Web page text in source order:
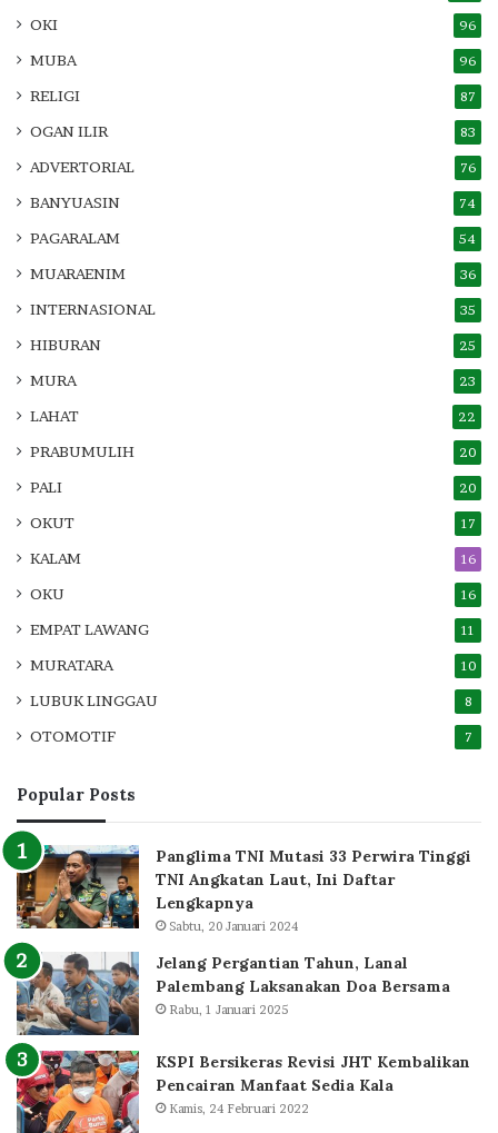
OKI 96
MUBA 96
RELIGI 87
OGAN ILIR 83
ADVERTORIAL 76
BANYUASIN 74
PAGARALAM 54
MUARAENIM 36
INTERNASIONAL 35
HIBURAN 25
MURA 23
LAHAT 22
PRABUMULIH 20
PALI 20
OKUT 17
KALAM 16
OKU 16
EMPAT LAWANG 11
MURATARA 10
LUBUK LINGGAU 8
OTOMOTIF 7
Popular Posts
Panglima TNI Mutasi 33 Perwira Tinggi
TNI Angkatan Laut, Ini Daftar
Lengkapnya
Sabtu, 20 Januari 2024
Jelang Pergantian Tahun, Lanal
Palembang Laksanakan Doa Bersama
Rabu, 1 Januari 2025
KSPI Bersikeras Revisi JHT Kembalikan
Pencairan Manfaat Sedia Kala
Kamis, 24 Februari 2022